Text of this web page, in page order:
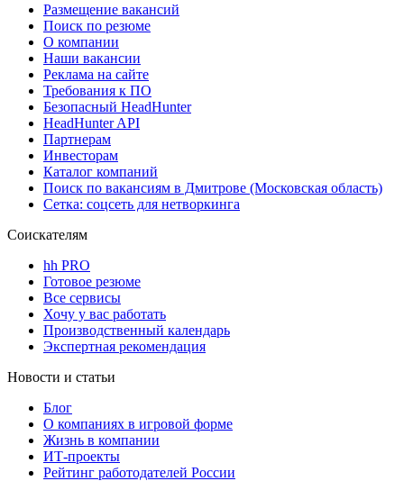
Размещение вакансий
Поиск по резюме
О компании
Наши вакансии
Реклама на сайте
Требования к ПО
Безопасный HeadHunter
HeadHunter API
Партнерам
Инвесторам
Каталог компаний
Поиск по вакансиям в Дмитрове (Московская область)
Сетка: соцсеть для нетворкинга
Соискателям
hh PRO
Готовое резюме
Все сервисы
Хочу у вас работать
Производственный календарь
Экспертная рекомендация
Новости и статьи
Блог
О компаниях в игровой форме
Жизнь в компании
ИТ-проекты
Рейтинг работодателей России